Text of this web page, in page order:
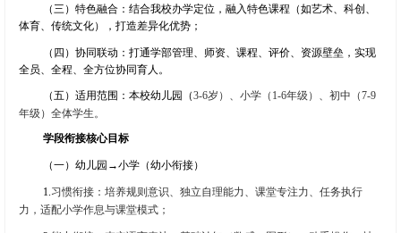
（三）特色融合：结合我校办学定位，融入特色课程（如艺术、科创、
体育、传统文化），打造差异化优势；
（四）协同联动：打通学部管理、师资、课程、评价、资源壁垒，实现
全员、全程、全方位协同育人。
（五）适用范围：本校幼儿园（3-6岁）、小学（ 1-6年级）、初中（7-9
年级）全体学生。
学段衔接核心目标
（一）幼儿园→小学（幼小衔接）
1. 习惯衔接：培养规则意识、独立自理能力、课堂专注力、任务执行
力，适配小学作息与课堂模式；